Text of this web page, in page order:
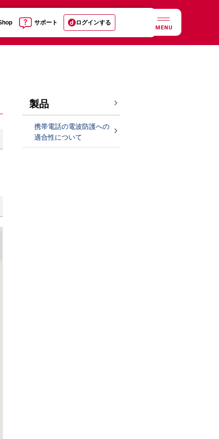
サポート ログインする
MENU
製品
携帯電話の電波防護への
適合性について